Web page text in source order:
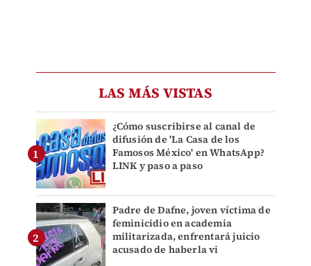
LAS MÁS VISTAS
¿Cómo suscribirse al canal de
difusión de 'La Casa de los
Famosos México' en WhatsApp?
LINK y paso a paso
Padre de Dafne, joven víctima de
feminicidio en academia
militarizada, enfrentará juicio
acusado de haberla vi